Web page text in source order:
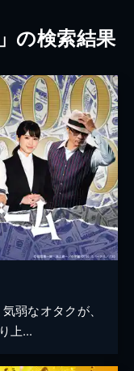
の検索結果
弱なオタクが、
上...